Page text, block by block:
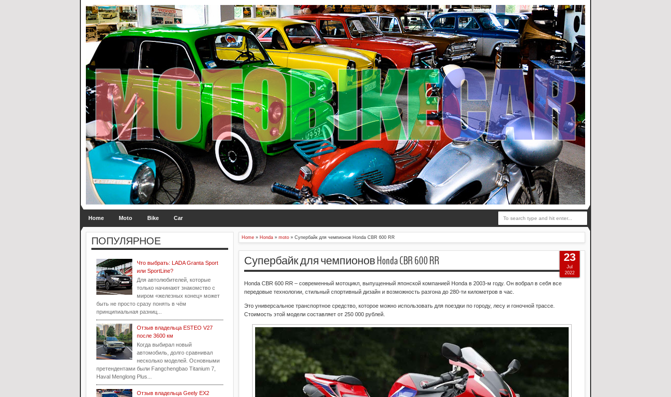
Home Moto Bike Car
Home » Honda » moto » Супербайк для чемпионов Honda CBR 600 RR
Супербайк для чемпионов Honda CBR 600 RR
Honda CBR 600 RR – современный мотоцикл, выпущенный японской компанией Honda в 2003-м году. Он вобрал в себя все
передовые технологии, стильный спортивный дизайн и возможность разгона до 280-ти километров в час.
Это универсальное транспортное средство, которое можно использовать для поездки по городу, лесу и гоночной трассе.
Стоимость этой модели составляет от 250 000 рублей.
23
Jul
2022
ПОПУЛЯРНОЕ
Что выбрать: LADA Granta Sport
или SportLine?
Для автолюбителей, которые
только начинают знакомство с
миром «железных конец» может
быть не просто сразу понять в чём
принципиальная разниц...
Отзыв владельца ESTEO V27
после 3600 км
Когда выбирал новый
автомобиль, долго сравнивал
несколько моделей. Основными
претендентами были Fangchengbao Titanium 7,
Haval Menglong Plus...
Отзыв владельца Geely EX2